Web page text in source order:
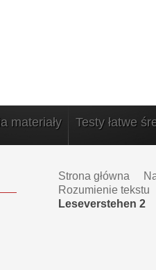
materiały Testy łatwe
Strona główna
Rozumienie tekstu
Leseverstehen 2